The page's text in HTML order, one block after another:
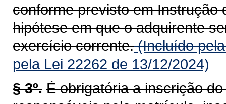
conforme previsto em Instrução
hipótese em que o adquirente
exercício corrente.(Incluído
pela Lei 22262 de 13/12/2024)
§ 3º. É obrigatória a inscrição